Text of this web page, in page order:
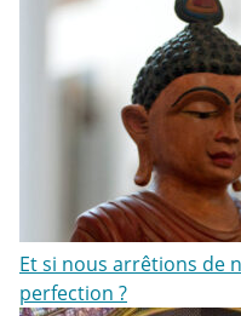
Et si nous arrêtions de
perfection ?